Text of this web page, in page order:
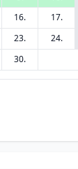
16. 17.
23. 24.
30.